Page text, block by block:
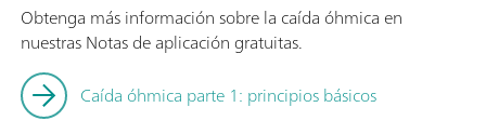
Obtenga más información sobre la caída óhmica en
nuestras Notas de aplicación gratuitas.
Caída óhmica parte 1: principios básicos